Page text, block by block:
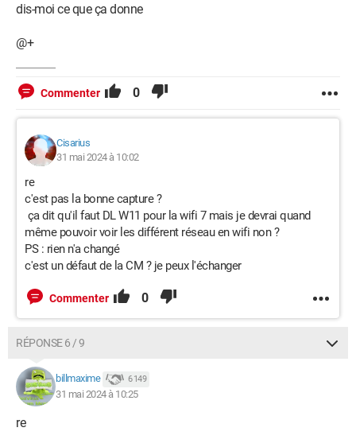
dis-moi ce que ça donne
@+
Commenter 0
Cisarius
31 mai 2024 à 10:02
re
c'est pas la bonne capture ?
ça dit qu'il faut DL W11 pour la wifi 7 mais je devrai quand
même pouvoir voir les différent réseau en wifi non ?
PS : rien n'a changé
c'est un défaut de la CM ? je peux l'échanger
Commenter 0
RÉPONSE 6 / 9
billmaxime 6 149
31 mai 2024 à 10:25
re